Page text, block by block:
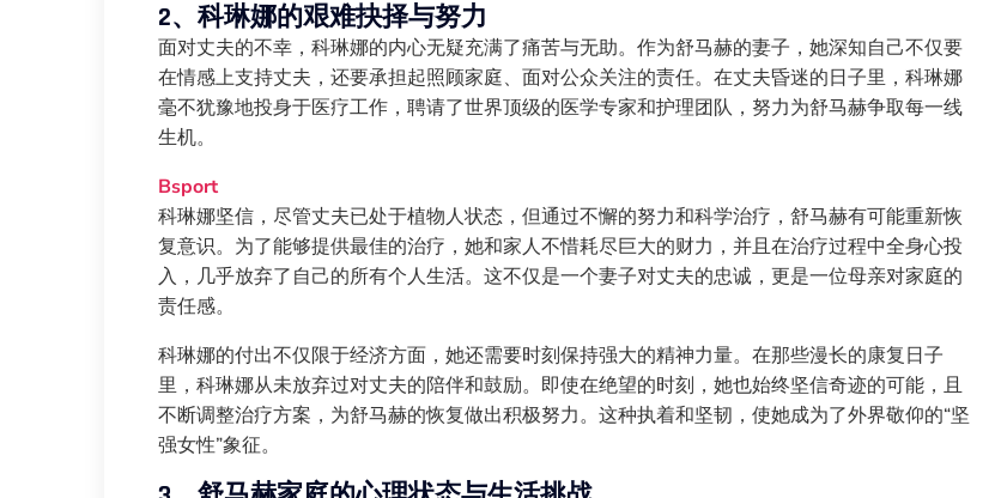
2、科琳娜的艰难抉择与努力
面对丈夫的不幸，科琳娜的内心无疑充满了痛苦与无助。作为舒马赫的妻子，她深知自己不仅要
在情感上支持丈夫，还要承担起照顾家庭、面对公众关注的责任。在丈夫昏迷的日子里，科琳娜
毫不犹豫地投身于医疗工作，聘请了世界顶级的医学专家和护理团队，努力为舒马赫争取每一线
生机。
Bsport
科琳娜坚信，尽管丈夫已处于植物人状态，但通过不懈的努力和科学治疗，舒马赫有可能重新恢
复意识。为了能够提供最佳的治疗，她和家人不惜耗尽巨大的财力，并且在治疗过程中全身心投
入，几乎放弃了自己的所有个人生活。这不仅是一个妻子对丈夫的忠诚，更是一位母亲对家庭的
责任感。
科琳娜的付出不仅限于经济方面，她还需要时刻保持强大的精神力量。在那些漫长的康复日子
里，科琳娜从未放弃过对丈夫的陪伴和鼓励。即使在绝望的时刻，她也始终坚信奇迹的可能，且
不断调整治疗方案，为舒马赫的恢复做出积极努力。这种执着和坚韧，使她成为了外界敬仰的“坚
强女性”象征。